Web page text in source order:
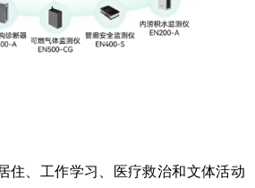
住、工作学习、医疗救治和文体活动